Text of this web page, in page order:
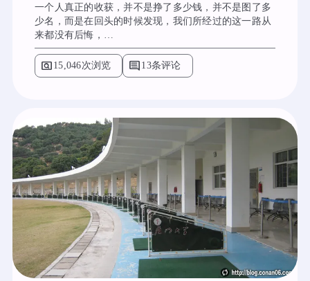
一个人真正的收获，并不是挣了多少钱，并不是图了多
少名，而是在回头的时候发现，我们所经过的这一路从
来都没有后悔，…
pageview 15,046次浏览 comment 13条评论